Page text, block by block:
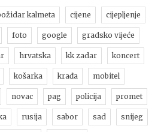
kalmeta cijene cijepljenje
foto google gradsko vijeće
hrvatska kk zadar koncert
košarka krađa mobitel
novac pag policija promet
rusija sabor sad snijeg